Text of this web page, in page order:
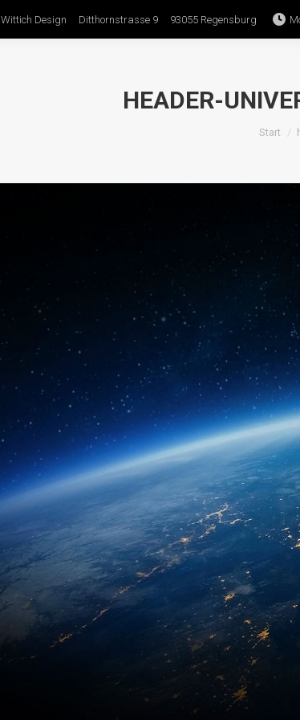
Wittich Design Ditthornstrasse 9 93055 Regensburg
HEADER-
Sie
Start
Home